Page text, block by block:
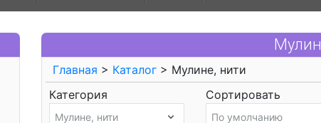
Главная > Каталог > Мулине, нити
Категория
Сортировать